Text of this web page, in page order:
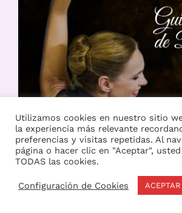
Utilizamos cookies en nuestro sitio
la experiencia más relevante
preferencias y visitas repetidas. Al
página o hacer clic en "Aceptar",
TODAS las cookies.
Configuración de Cookies ACEPTAR